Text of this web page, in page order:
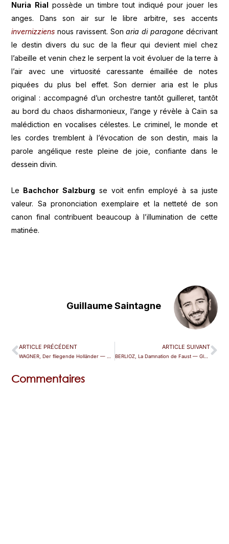
Nuria Rial possède un timbre tout indiqué pour jouer les
anges. Dans son air sur le libre arbitre, ses accents
invernizziens nous ravissent. Sonaria di paragonedécrivant
le destin divers du suc de la fleur qui devient miel chez
l’abeille et venin chez le serpent la voit évoluer de la terre à
l’air avec une virtuosité caressante émaillée de notes
piquées du plus bel effet. Son dernier aria est le plus
original : accompagné d’un orchestre tantôt guilleret, tantôt
au bord du chaos disharmonieux, l’ange y révèle à Caïn sa
malédiction en vocalises célestes. Le criminel, le monde et
les cordes tremblent à l’évocation de son destin, mais la
parole angélique reste pleine de joie, confiante dans le
dessein divin.
Le Bachchor Salzburg se voit enfin employé à sa juste
valeur. Sa prononciation exemplaire et la netteté de son
canon final contribuent beaucoup à l’illumination de cette
matinée.
Guillaume Saintagne
ARTICLE PRÉCÉDENT ARTICLE SUIVANT
BERLIOZ, La Damnation de Faust — Glyndebourne
Commentaires